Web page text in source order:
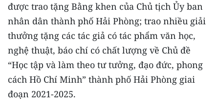
được trao tặng Bằng khen của Chủ tịch Ủy ban
nhân dân thành phố Hải Phòng; trao nhiều giải
thưởng tặng các tác giả có tác phẩm văn học,
nghệ thuật, báo chí có chất lượng về Chủ đề
“Học tập và làm theo tư tưởng, đạo đức, phong
cách Hồ Chí Minh” thành phố Hải Phòng giai
đoạn 2021-2025.